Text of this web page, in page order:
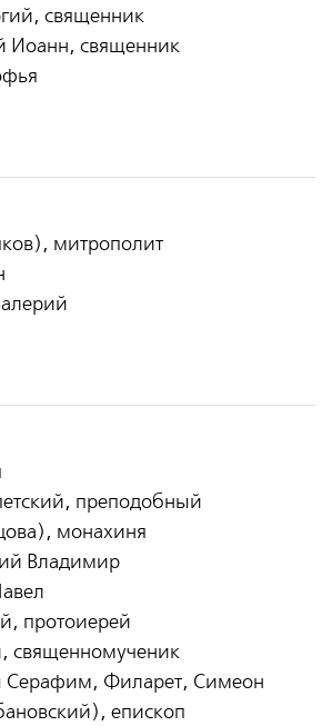
священник
Иоанн, священник
митрополит
преподобный
монахиня
Владимир
протоиерей
священномученик
Серафим, Филарет, Симеон
епископ